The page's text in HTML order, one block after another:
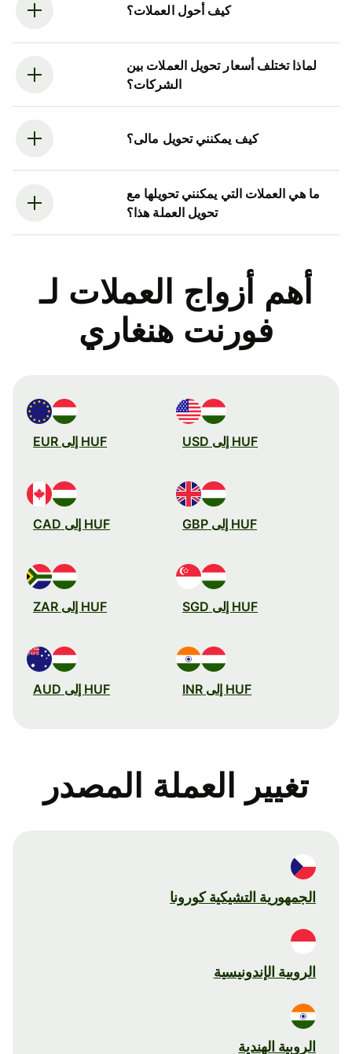
كيف أحول العملات؟
لماذا تختلف أسعار تحويل العملات بين
الشركات؟
كيف يمكنني تحويل مالى؟
ما هي العملات التي يمكنني تحويلها مع
تحويل العملة هذا؟
أهم أزواج العملات لـ
فورنت هنغاري
HUF إلى USD HUF إلى EUR
HUF إلى GBP HUF إلى CAD
HUF إلى SGD HUF إلى ZAR
HUF إلى INR HUF إلى AUD
تغيير العملة المصدر
الجمهورية التشيكية كورونا
الروبية الإندونيسية
الروبية الهندية